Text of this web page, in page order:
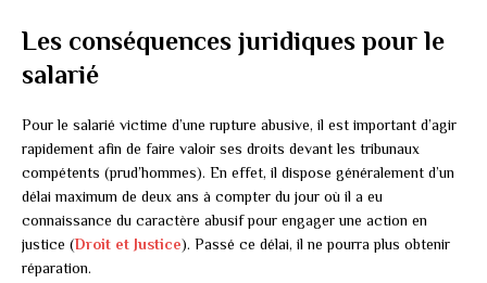
Les conséquences juridiques pour le
salarié
Pour le salarié victime d’une rupture abusive, il est important d’agir
rapidement afin de faire valoir ses droits devant les tribunaux
compétents (prud’hommes). En effet, il dispose généralement d’un
délai maximum de deux ans à compter du jour où il a eu
connaissance du caractère abusif pour engager une action en
justice (Droit et Justice). Passé ce délai, il ne pourra plus obtenir
réparation.